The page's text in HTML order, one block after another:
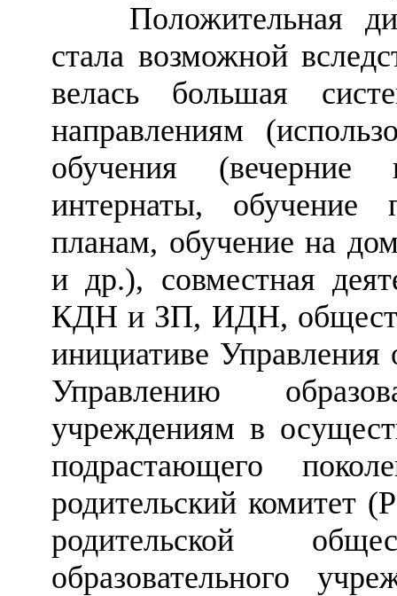
Положительная
стала возможной
велась большая
направлениям
обучения
интернаты,
планам, обучение на
и др.), совместная
КДН и ЗП, ИДН,
инициативе Управления
Управлению
учреждениям в
подрастающего
родительский комитет
родительской
образовательного